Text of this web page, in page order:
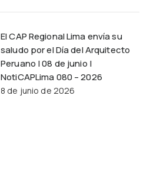
El CAP Regional Lima envía su
saludo por el Día del Arquitecto
Peruano | 08 de junio |
NotiCAPLima 080 – 2026
8 de junio de 2026